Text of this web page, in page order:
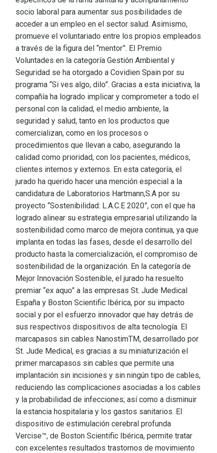
socio laboral para aumentar sus posibilidades de
acceder a un empleo en el sector salud. Asimismo,
promueve el voluntariado entre los propios empleados
a través de la figura del “mentor”. El Premio
Voluntades en la categoría Gestión Ambiental y
Seguridad se ha otorgado a Covidien Spain por su
programa “Si ves algo, dilo”. Gracias a esta iniciativa, la
compañía ha logrado implicar y comprometer a todo el
personal con la calidad, el medio ambiente, la
seguridad y salud, tanto en los productos que
comercializan, como en los procesos o
procedimientos que llevan a cabo, asegurando la
calidad como prioridad, con los pacientes, médicos,
clientes internos y externos. En esta categoría, el
jurado ha querido hacer una mención especial a la
candidatura de Laboratorios Hartmann,S.A por su
proyecto “Sostenibilidad: L.A.C.E 2020”, con el que ha
logrado alinear su estrategia empresarial utilizando la
sostenibilidad como marco de mejora continua, ya que
implanta en todas las fases, desde el desarrollo del
producto hasta la comercialización, el compromiso de
sostenibilidad de la organización. En la categoría de
Mejor Innovación Sostenible, el jurado ha resuelto
premiar “ex aquo” a las empresas St. Jude Medical
España y Boston Scientific Ibérica, por su impacto
social y por el esfuerzo innovador que hay detrás de
sus respectivos dispositivos de alta tecnología. El
marcapasos sin cables NanostimTM, desarrollado por
St. Jude Medical, es gracias a su miniaturización el
primer marcapasos sin cables que permite una
implantación sin incisiones y sin ningún tipo de cables,
reduciendo las complicaciones asociadas a los cables
y la probabilidad de infecciones; así como a disminuir
la estancia hospitalaria y los gastos sanitarios. El
dispositivo de estimulación cerebral profunda
Vercise™, de Boston Scientific Ibérica, permite tratar
con excelentes resultados trastornos de movimiento